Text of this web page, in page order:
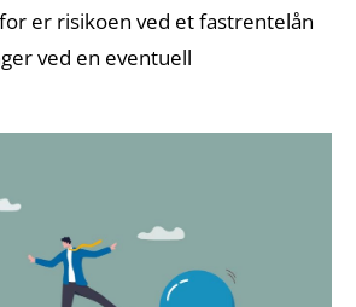
er risikoen ved et fastrentelån
ved en eventuell